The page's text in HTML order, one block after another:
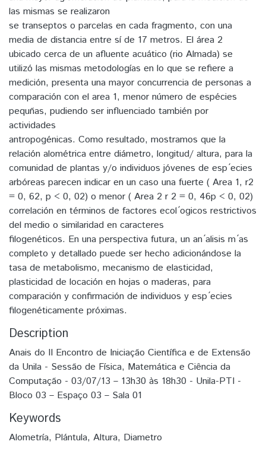
las mismas se realizaron
se transeptos o parcelas en cada fragmento, con una
media de distancia entre sí de 17 metros. El área 2
ubicado cerca de un afluente acuático (rio Almada) se
utilizó las mismas metodologías en lo que se refiere a
medición, presenta una mayor concurrencia de personas a
comparación con el area 1, menor número de espécies
pequñas, pudiendo ser influenciado también por
actividades
antropogénicas. Como resultado, mostramos que la
relación alométrica entre diámetro, longitud/ altura, para la
comunidad de plantas y/o individuos jóvenes de esp ́ecies
arbóreas parecen indicar en un caso una fuerte ( Area 1, r2
= 0, 62, p < 0, 02) o menor ( Area 2 r 2 = 0, 46p < 0, 02)
correlación en términos de factores ecol ́ogicos restrictivos
del medio o similaridad en caracteres
filogenéticos. En una perspectiva futura, un an ́alisis m ́as
completo y detallado puede ser hecho adicionándose la
tasa de metabolismo, mecanismo de elasticidad,
plasticidad de locación en hojas o maderas, para
comparación y confirmación de individuos y esp ́ecies
filogenéticamente próximas.
Description
Anais do II Encontro de Iniciação Científica e de Extensão
da Unila - Sessão de Física, Matemática e Ciência da
Computação - 03/07/13 – 13h30 às 18h30 - Unila-PTI -
Bloco 03 – Espaço 03 – Sala 01
Keywords
Alometría, Plántula, Altura, Diametro